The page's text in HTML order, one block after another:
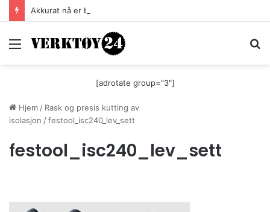
Akkurat nå er batteri-bordsaga til Festool billigere
Meny
[adrotate group="3"]
Hjem / Rask og presis kutting av
isolasjon /festool_isc240_lev_sett
festool_isc240_lev_sett